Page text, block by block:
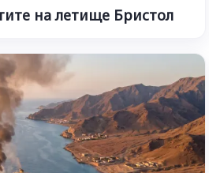
на летище Бристол